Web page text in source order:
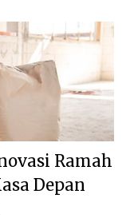
Ramah
Depan